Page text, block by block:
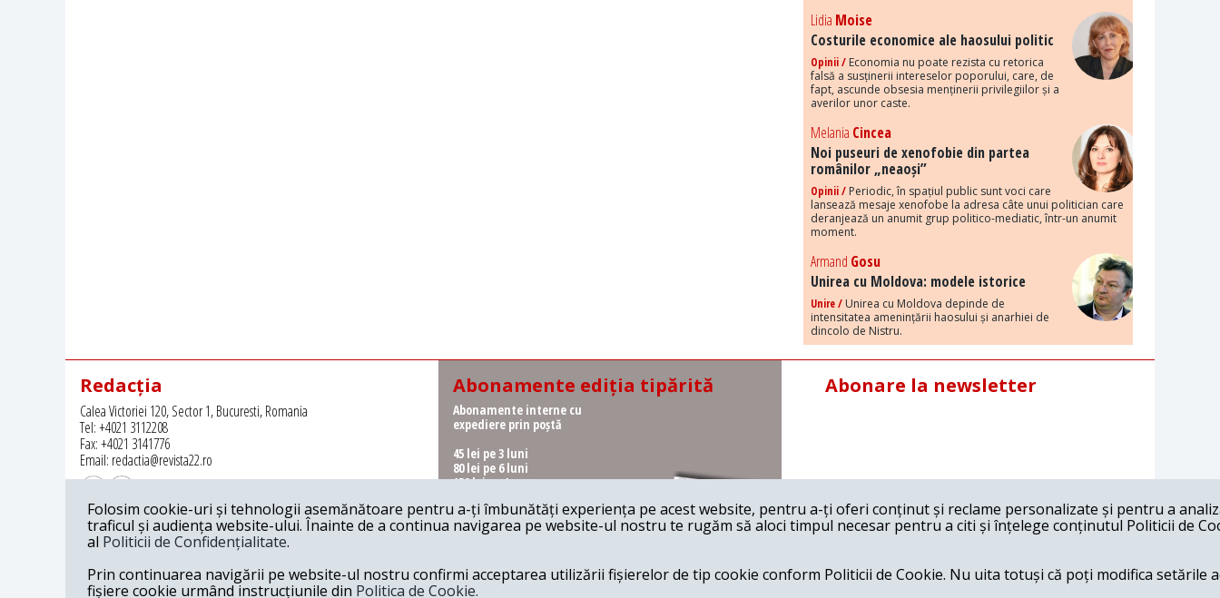
Lidia Moise
Costurile economice ale haosului politic
Opinii / Economia nu poate rezista cu retorica
falsă a susținerii intereselor poporului, care, de
fapt, ascunde obsesia menținerii privilegiilor și a
averilor unor caste.
Melania Cincea
Noi puseuri de xenofobie din partea
românilor „neaoși”
Opinii / Periodic, în spațiul public sunt voci care
lansează mesaje xenofobe la adresa câte unui politician care
deranjează un anumit grup politico-mediatic, într-un anumit
moment.
Armand Gosu
Unirea cu Moldova: modele istorice
Unire / Unirea cu Moldova depinde de
intensitatea amenințării haosului și anarhiei de
dincolo de Nistru.
Redacția
Calea Victoriei 120, Sector 1, Bucuresti, Romania
Tel: +4021 3112208
Fax: +4021 3141776
Email: redactia@revista22.ro
Revista 22 este editata de
Abonamente ediția tipărită
Abonamente interne cu
expediere prin poștă
45 lei pe 3 luni
80 lei pe 6 luni
150 lei pe 1 an
Abonamente interne cu
ridicare de la redacție
62 lei pe 6 luni
115 lei pe 1 an
Abonare la newsletter
Folosim cookie-uri și tehnologii asemănătoare pentru a-ți îmbunătăți experiența pe acest website, pentru a-ți oferi conținut și reclame personalizate și pentru a
traficul și audiența website-ului. Înainte de a continua navigarea pe website-ul nostru te rugăm să aloci timpul necesar pentru a citi și înțelege conținutul Politicii de
al Politicii de Confidențialitate.
Prin continuarea navigării pe website-ul nostru confirmi acceptarea utilizării fișierelor de tip cookie conform Politicii de Cookie. Nu uita totuși că poți modifica setările
fișiere cookie urmând instrucțiunile din Politica de Cookie.